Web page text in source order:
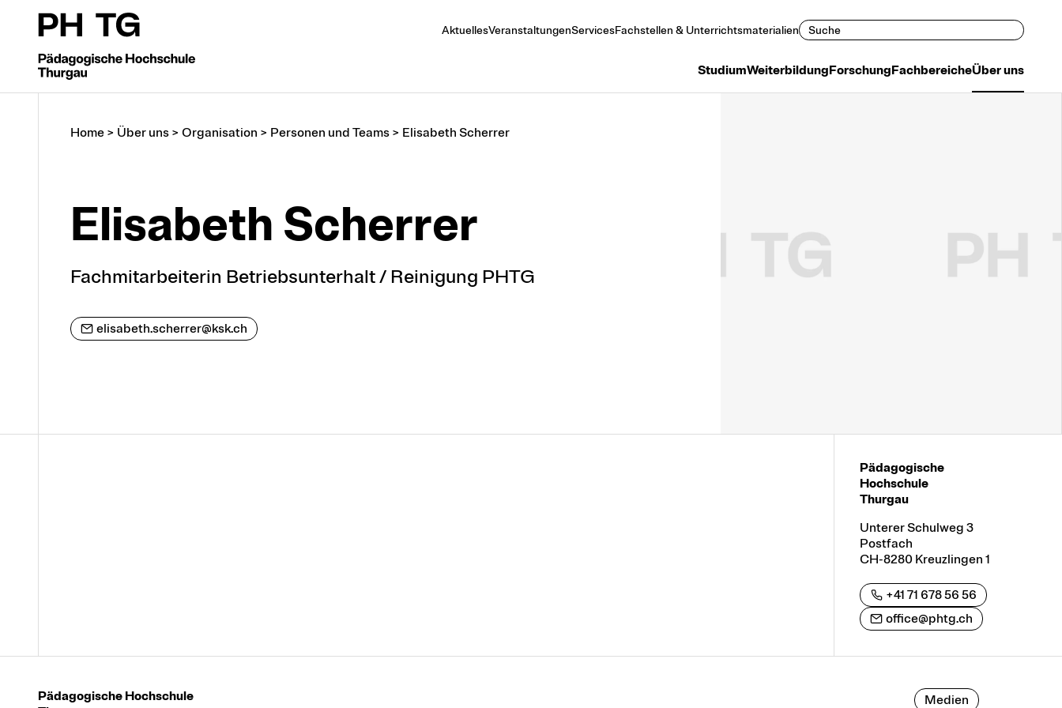
StudiumWeiterbildungForschungFachbereicheÜber uns
AktuellesVeranstaltungenServicesFachstellen & Unterrichtsmaterialien Suchen
Home > Über uns > Organisation > Personen und Teams > Elisabeth Scherrer
Elisabeth Scherrer
Fachmitarbeiterin Betriebsunterhalt / Reinigung PHTG
elisabeth.scherrer@ksk.ch
Pädagogische
Hochschule
Thurgau
Unterer Schulweg 3
Postfach
CH-8280 Kreuzlingen 1
+41 71 678 56 56
office@phtg.ch
Pädagogische Hochschule
Medien